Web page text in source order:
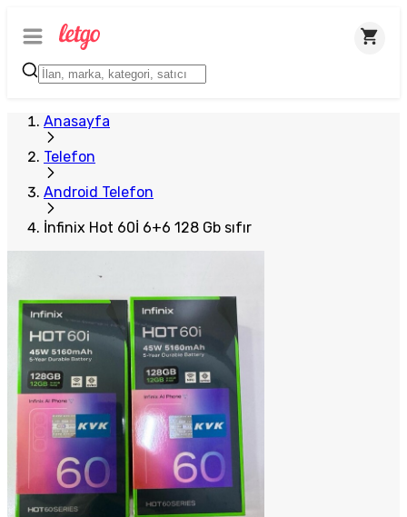
Anasayfa
Telefon
Android Telefon
İnfinix Hot 60İ 6+6 128 Gb sıfır